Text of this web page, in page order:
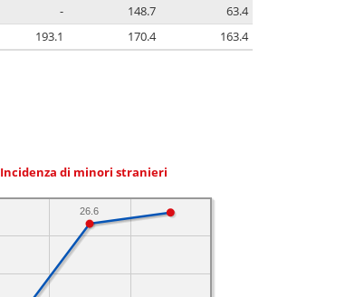
- 148.7
63.4
193.1 170.4 163.4
Incidenza di minori stranieri
26.6